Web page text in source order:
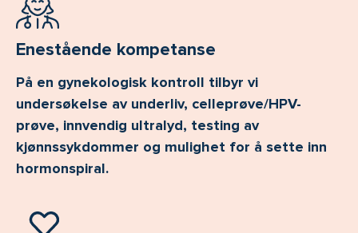
Enestående kompetanse
På en gynekologisk kontroll tilbyr vi
undersøkelse av underliv, celleprøve/HPV-
prøve, innvendig ultralyd, testing av
kjønnssykdommer og mulighet for å sette inn
hormonspiral.